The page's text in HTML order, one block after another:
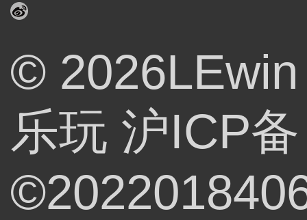
© 2026LEwin
乐玩 沪ICP备